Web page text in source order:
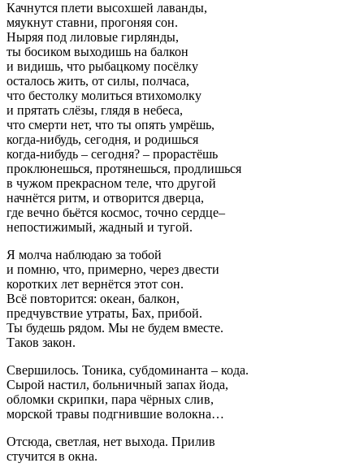
Качнутся плети высохшей лаванды,
мяукнут ставни, прогоняя сон.
Ныряя под лиловые гирлянды,
ты босиком выходишь на балкон
и видишь, что рыбацкому посёлку
осталось жить, от силы, полчаса,
что бестолку молиться втихомолку
и прятать слёзы, глядя в небеса,
что смерти нет, что ты опять умрёшь,
когда-нибудь, сегодня, и родишься
когда-нибудь – сегодня? – прорастёшь
проклюнешься, протянешься, продлишься
в чужом прекрасном теле, что другой
начнётся ритм, и отворится дверца,
где вечно бьётся космос, точно сердце–
непостижимый, жадный и тугой.
Я молча наблюдаю за тобой
и помню, что, примерно, через двести
коротких лет вернётся этот сон.
Всё повторится: океан, балкон,
предчувствие утраты, Бах, прибой.
Ты будешь рядом. Мы не будем вместе.
Таков закон.
Свершилось. Тоника, субдоминанта – кода.
Сырой настил, больничный запах йода,
обломки скрипки, пара чёрных слив,
морской травы подгнившие волокна…
Отсюда, светлая, нет выхода. Прилив
стучится в окна.